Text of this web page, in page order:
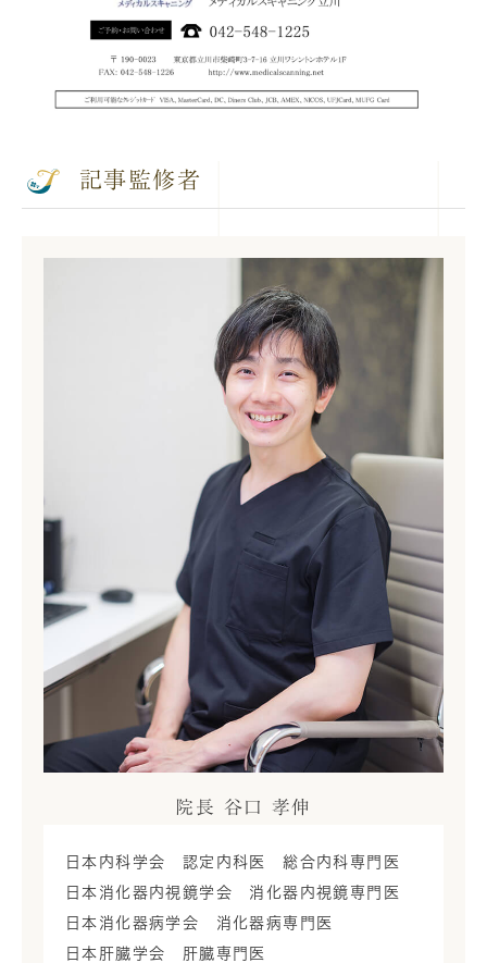
記事監修者
院長 谷口 孝伸
日本内科学会 認定内科医 総合内科専門医
日本消化器内視鏡学会 消化器内視鏡専門医
日本消化器病学会 消化器病専門医
日本肝臓学会 肝臓専門医